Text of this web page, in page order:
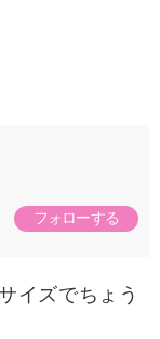
フォローする
イズでちょう